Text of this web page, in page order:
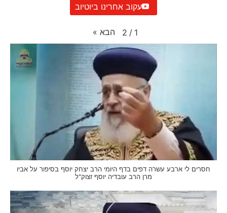
עקוב אחרינו ביוטיוב
1
/
2 הבא »
חסרים לי ארבע עשרה דפים בדף היומי הרב יצחק יוסף בסיפור על אביו
מרן הרב עובדיה יוסף זצוק"ל